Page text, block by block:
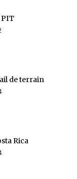
PIT
de terrain
Rica